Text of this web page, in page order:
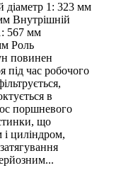
діаметр 1: 323 мм
Внутрішній
567 мм
Роль
повинен
під час робочого
в
поршневого
що
циліндром,